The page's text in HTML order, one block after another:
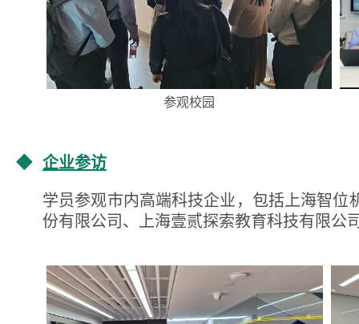
参观校园
◆ 企业参访
学员参观市内高端科技企业，包括上海智
份有限公司、上海壹贰探索教育科技有限公